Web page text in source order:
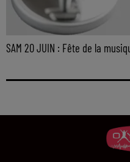
SAM 20 JUIN : Fête de la